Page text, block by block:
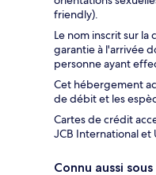
friendly).
Le nom inscrit sur
garantie à l'arrivée
personne ayant
Cet hébergement
de débit et les
Cartes de crédit
JCB International et
Connu aussi